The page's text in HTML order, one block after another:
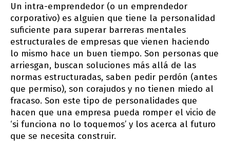
Un intra-emprendedor (o un emprendedor
corporativo) es alguien que tiene la personalidad
suficiente para superar barreras mentales
estructurales de empresas que vienen haciendo
lo mismo hace un buen tiempo. Son personas que
arriesgan, buscan soluciones más allá de las
normas estructuradas, saben pedir perdón (antes
que permiso), son corajudos y no tienen miedo al
fracaso. Son este tipo de personalidades que
hacen que una empresa pueda romper el vicio de
‘si funciona no lo toquemos’ y los acerca al futuro
que se necesita construir.